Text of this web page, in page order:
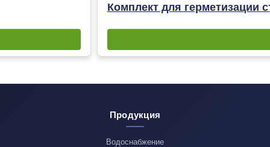
Комплект для герметизации
Продукция
Водоснабжение